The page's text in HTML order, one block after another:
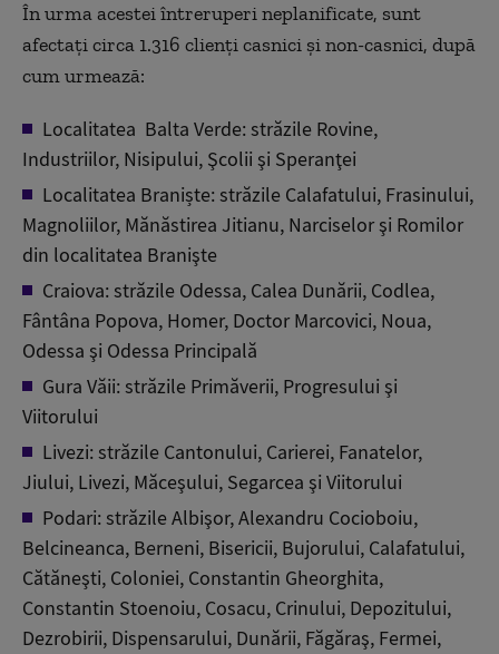
În urma acestei întreruperi neplanificate, sunt
afectaţi circa 1.316 clienţi casnici şi non-casnici, după
cum urmează:
Localitatea Balta Verde: străzile Rovine,
Industriilor, Nisipului, Şcolii şi Speranţei
Localitatea Braniște: străzile Calafatului, Frasinului,
Magnoliilor, Mănăstirea Jitianu, Narciselor şi Romilor
din localitatea Branişte
Craiova: străzile Odessa, Calea Dunării, Codlea,
Fântâna Popova, Homer, Doctor Marcovici, Noua,
Odessa şi Odessa Principală
Gura Văii: străzile Primăverii, Progresului şi
Viitorului
Livezi: străzile Cantonului, Carierei, Fanatelor,
Jiului, Livezi, Măceşului, Segarcea şi Viitorului
Podari: străzile Albişor, Alexandru Cocioboiu,
Belcineanca, Berneni, Bisericii, Bujorului, Calafatului,
Cătăneşti, Coloniei, Constantin Gheorghita,
Constantin Stoenoiu, Cosacu, Crinului, Depozitului,
Dezrobirii, Dispensarului, Dunării, Făgăraş, Fermei,